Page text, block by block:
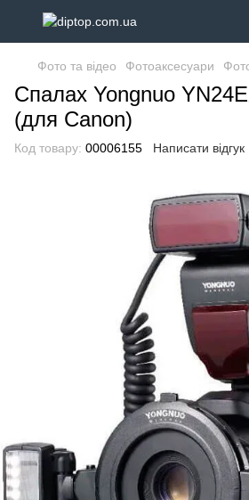
Фото та відео Фотоаксесуари
Спалах Yongnuo
(для Canon)
Код товару: 00006155 Написати відгук